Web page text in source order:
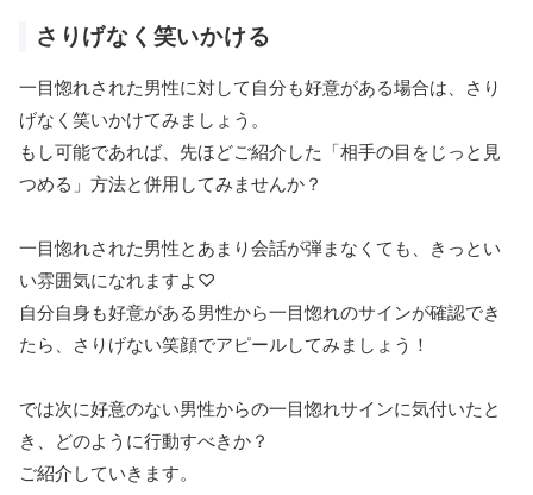
さりげなく笑いかける
一目惚れされた男性に対して自分も好意がある場合は、さり
げなく笑いかけてみましょう。
もし可能であれば、先ほどご紹介した「相手の目をじっと見
つめる」方法と併用してみませんか？
一目惚れされた男性とあまり会話が弾まなくても、きっとい
い雰囲気になれますよ♡
自分自身も好意がある男性から一目惚れのサインが確認でき
たら、さりげない笑顔でアピールしてみましょう！
では次に好意のない男性からの一目惚れサインに気付いたと
き、どのように行動すべきか？
ご紹介していきます。